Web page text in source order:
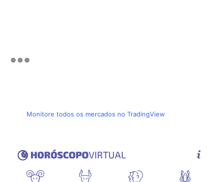
Monitore todos os mercados no TradingView